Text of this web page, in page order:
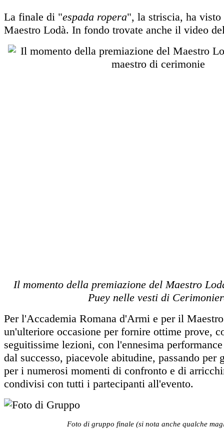
La finale di "espada ropera", la striscia, ha
Maestro Lodà. In fondo trovate anche il video
Il momento della premiazione del Maestro
Puey nelle vesti di
Per l'Accademia Romana d'Armi e per il
un'ulteriore occasione per fornire ottime prove,
seguitissime lezioni, con l'ennesima
dal successo, piacevole abitudine, passando per
per i numerosi momenti di confronto e di
condivisi con tutti i partecipanti all'evento.
Foto di gruppo finale (si nota anche qualche